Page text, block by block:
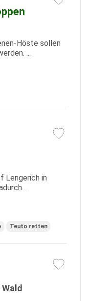
Höste sollen
...
Lengerich in
...
Teuto retten